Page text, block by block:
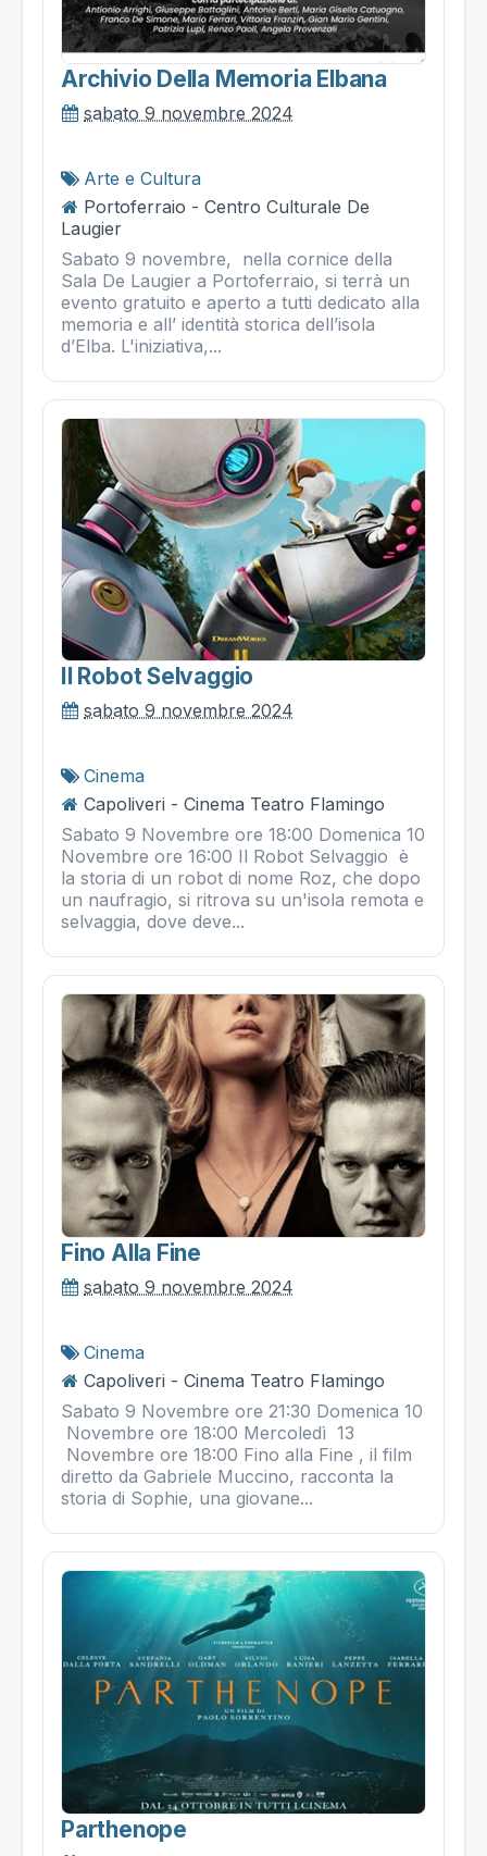
Archivio Della Memoria Elbana
sabato 9 novembre 2024
Arte e Cultura
Portoferraio - Centro Culturale De
Laugier
Sabato 9 novembre, nella cornice della
Sala De Laugier a Portoferraio, si terrà un
evento gratuito e aperto a tutti dedicato alla
memoria e all’ identità storica dell’isola
d’Elba. L'iniziativa,...
Il Robot Selvaggio
sabato 9 novembre 2024
Cinema
Capoliveri - Cinema Teatro Flamingo
Sabato 9 Novembre ore 18:00 Domenica 10
Novembre ore 16:00 Il Robot Selvaggio è
la storia di un robot di nome Roz, che dopo
un naufragio, si ritrova su un'isola remota e
selvaggia, dove deve...
Fino Alla Fine
sabato 9 novembre 2024
Cinema
Capoliveri - Cinema Teatro Flamingo
Sabato 9 Novembre ore 21:30 Domenica 10
Novembre ore 18:00 Mercoledì 13
Novembre ore 18:00 Fino alla Fine , il film
diretto da Gabriele Muccino, racconta la
storia di Sophie, una giovane...
Parthenope